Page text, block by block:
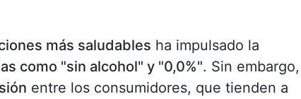
más saludables ha impulsado la
como "sin alcohol" y "0,0%". Sin embargo,
entre los consumidores, que tienden a